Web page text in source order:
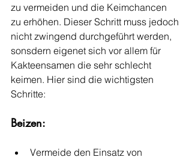
zu vermeiden und die Keimchancen
zu erhöhen. Dieser Schritt muss jedoch
nicht zwingend durchgeführt werden,
sonsdern eigenet sich vor allem für
Kakteensamen die sehr schlecht
keimen. Hier sind die wichtigsten
Schritte:
Beizen:
Vermeide den Einsatz von